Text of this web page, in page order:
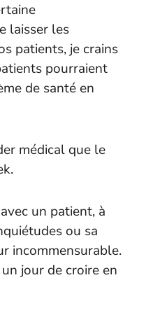
laisser les
patients, je crains
pourraient
de santé en
médical que le
un patient, à
ou sa
incommensurable.
jour de croire en